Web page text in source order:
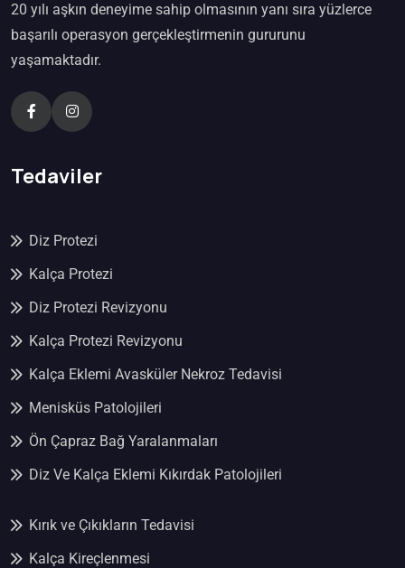
20 yılı aşkın deneyime sahip olmasının yanı sıra yüzlerce
başarılı operasyon gerçekleştirmenin gururunu
yaşamaktadır.
Tedaviler
Diz Protezi
Kalça Protezi
Diz Protezi Revizyonu
Kalça Protezi Revizyonu
Kalça Eklemi Avasküler Nekroz Tedavisi
Menisküs Patolojileri
Ön Çapraz Bağ Yaralanmaları
Diz Ve Kalça Eklemi Kıkırdak Patolojileri
Kırık ve Çıkıkların Tedavisi
Kalça Kireçlenmesi